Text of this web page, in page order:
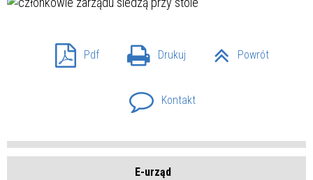
Pdf Drukuj Powrót
Kontakt
E-urząd